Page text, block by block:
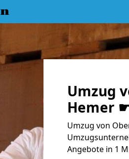
Umzug
Hemer
Umzug von
Angebote in 1